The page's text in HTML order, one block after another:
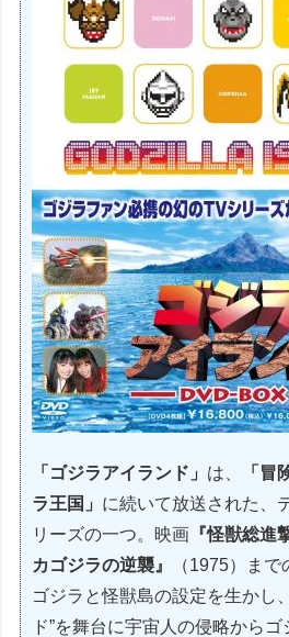
「ゴジラアイランド」 は、
「冒
ラ王国」 に続いて放送された、
リーズの一つ。映画 『怪獣総進
カゴジラの逆襲』
（1975）まで
ゴジラと怪獣島の設定を生かし
ド”を舞台に宇宙人の侵略から